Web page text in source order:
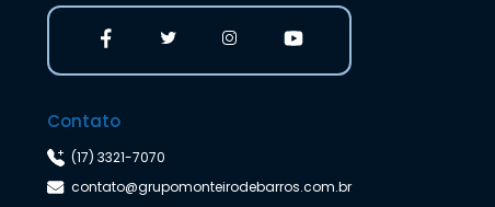
Contato
(17) 3321-7070
contato@grupomonteirodebarros.com.br